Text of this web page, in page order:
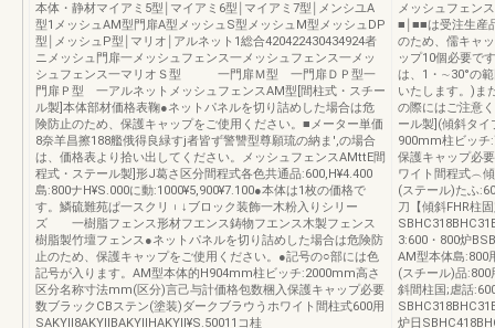
本体・静材マイアミ5型￨マイアミ6型￨マイアミ7型￨メンシユA
型1メッシュAM型門扉A型メッシュS型メッシュM型メッシュDP
型￨メッシュP型￨マリオ￨アルネット1総合420422430434924者
ニメッシュ門扉一メッシュフェンス一メッシュフェンス一メッ
シュフェンス一マリオＳ型 一門扉Ｍ型 一門扉ＤＰ型一
門扉Ｐ型 一アルネットメッシュフェンスAM型[間柱式・スチー
ル製]本体部材価格表鞠●ネットパネルを切り詰めした場合は危
険防止のため、保護キャップをご使用ください。■メーター単価
8奈羊昌擦188艦俄得良緑すj者皆ず警讐型尊願琉の納ま',の場合
は、価格表より拾い出してください。メッシュフェンスAMttE間
程式・ステール製]形J葛さ区分間程式各色共通品:600,H¥4.400
島:800ナH¥S.000に動:1000¥5,900¥7.100●本体は1枚の価格で
す。鱗硫難苑ぱ一スクリ︲↓ブロック装飾一木粉入りシリー
ズ 一樹脂フェンス形材フエンス鋳物フエンス木製フェンス
樹脂製竹壇フェンス●ネットパネルを切り詰めした場合は危険防
止のため、保護キャップをご使用ください。●記号の○部には色
記号が入ります。AM型本体的H904mm柱ビッチ:2000mm高さ
区分名称寸法mm(区分)言己与計価格包数梱入保護キャップ必要
数ブラックCBステン(塗装)ダークブラウうホワイト間柱式600用
SAKYll8AKYllBAKYllHAKYll¥S.50011コ桂
メッシュフェン
■￨■■は受注生産
のため、儒キャ
ップ10個必要で
は、1・∼30°の
いたします。)ま
の際にはご注意
ール製](傾斜タ
900mm柱ビッチ
保護キャップ必
ワイト間程式︵
(ステール)たふ
刀【傾斜FHR柱
3:600・800炉
AM型本体島:800
(スチール)品:800
斜間柱国;虐話
炉日